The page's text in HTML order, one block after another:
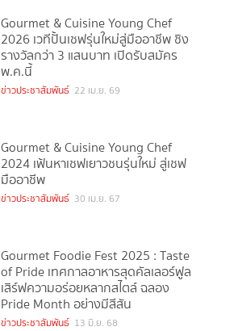
Gourmet & Cuisine Young Chef
2026 เวทีปั้นเชฟรุ่นใหม่สู่มืออาชีพ ชิง
รางวัลกว่า 3 แสนบาท เปิดรับสมัคร
พ.ค.นี้
ข่าวประชาสัมพันธ์ 22 เม.ย. 69
Gourmet & Cuisine Young Chef
2024 เฟ้นหาเชฟเยาวชนรุ่นใหม่ สู่เชฟ
มืออาชีพ
ข่าวประชาสัมพันธ์ 30 เม.ย. 67
Gourmet Foodie Fest 2025 : Taste
of Pride เทศกาลอาหารสุดคัลเลอร์ฟูล
เสิร์ฟความอร่อยหลากสไตล์ ฉลอง
Pride Month อย่างมีสีสัน
ข่าวประชาสัมพันธ์ 13 มิ.ย. 68